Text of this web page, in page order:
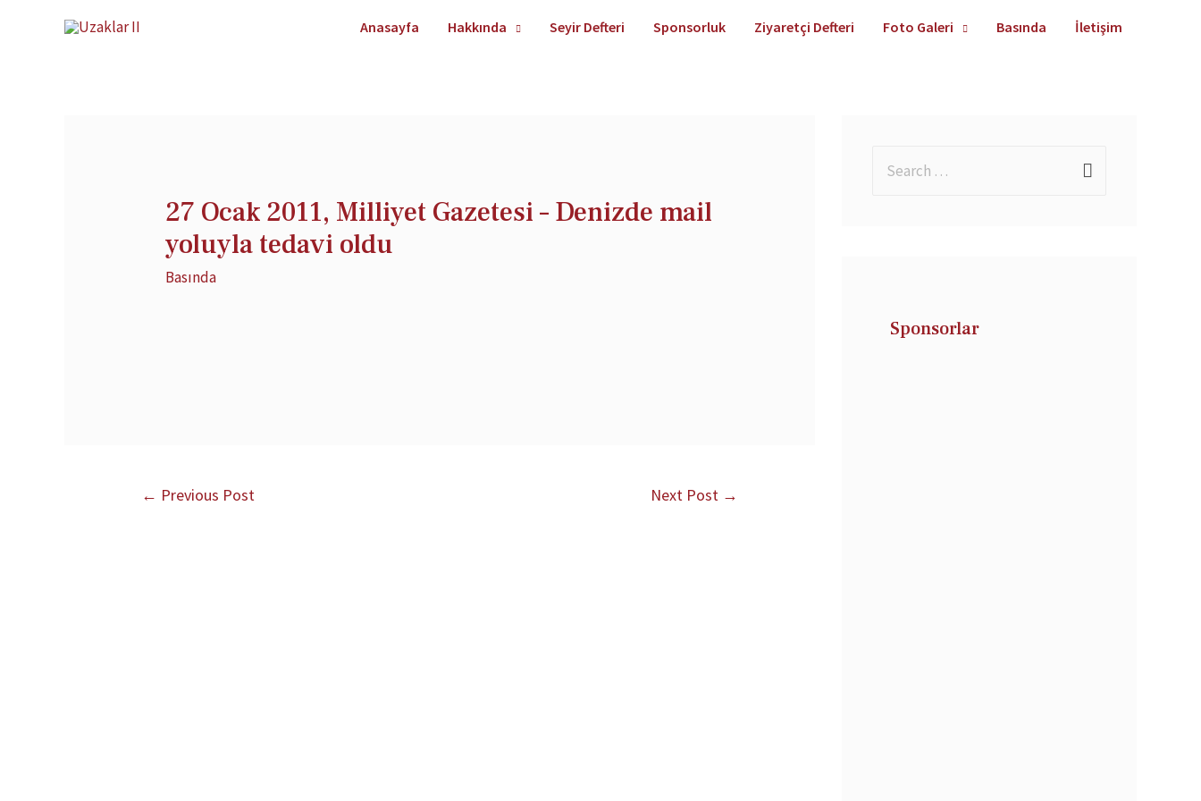
Anasayfa Hakkında Seyir Defteri Sponsorluk Ziyaretçi Defteri Foto Galeri Basında İletişim
27 Ocak 2011, Milliyet Gazetesi – Denizde mail
yoluyla tedavi oldu
Basında
← Previous Post Next Post →
Sponsorlar